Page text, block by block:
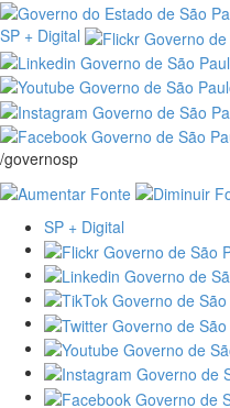
SP + Digital
/governosp
SP + Digital